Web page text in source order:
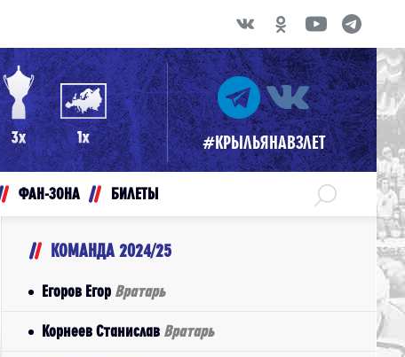
#КРЫЛЬЯНАВЗЛЕТ
ФАН-ЗОНА БИЛЕТЫ
КОМАНДА 2024/25
Егоров Егор Вратарь
Корнеев Станислав Вратарь